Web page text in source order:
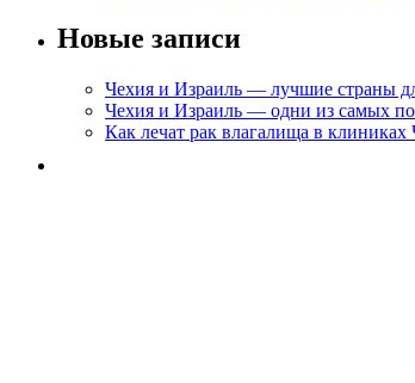
Новые записи
Чехия и Израиль — лучшие страны
Чехия и Израиль — одни из самых
Как лечат рак влагалища в